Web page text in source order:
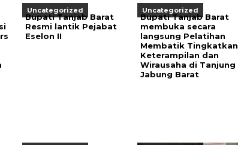
Uncategorized
Bupati Tanjab Barat
Resmi lantik Pejabat
Eselon II
Uncategorized
Bupati Tanjab Barat
membuka secara
langsung Pelatihan
Membatik Tingkatkan
Keterampilan dan
Wirausaha di Tanjung
Jabung Barat